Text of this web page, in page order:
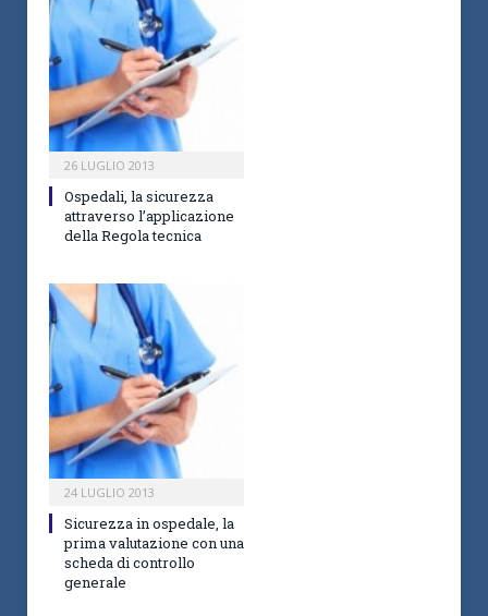
26 LUGLIO 2013
Ospedali, la sicurezza
attraverso l’applicazione
della Regola tecnica
24 LUGLIO 2013
Sicurezza in ospedale, la
prima valutazione con una
scheda di controllo
generale